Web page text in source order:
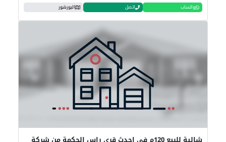
واتساب اتصل البورشور